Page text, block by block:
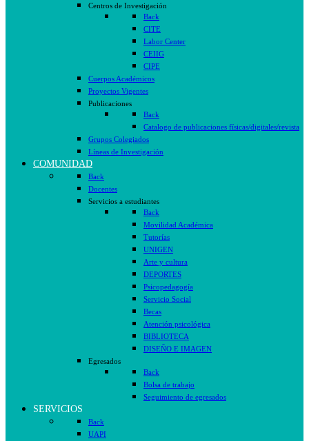
Centros de Investigación
Back
CITE
Labor Center
CEIIG
CIPE
Cuerpos Académicos
Proyectos Vigentes
Publicaciones
Back
Catalogo de publicaciones físicas/digitales/revista
Grupos Colegiados
Líneas de Investigación
COMUNIDAD
Back
Docentes
Servicios a estudiantes
Back
Movilidad Académica
Tutorías
UNIGEN
Arte y cultura
DEPORTES
Psicopedagogía
Servicio Social
Becas
Atención psicológica
BIBLIOTECA
DISEÑO E IMAGEN
Egresados
Back
Bolsa de trabajo
Seguimiento de egresados
SERVICIOS
Back
UAPI